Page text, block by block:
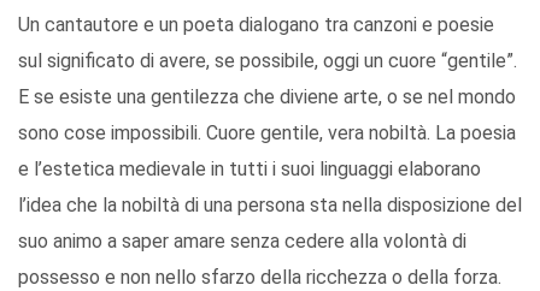
Un cantautore e un poeta dialogano tra canzoni e poesie
sul significato di avere, se possibile, oggi un cuore “gentile”.
E se esiste una gentilezza che diviene arte, o se nel mondo
sono cose impossibili. Cuore gentile, vera nobiltà. La poesia
e l’estetica medievale in tutti i suoi linguaggi elaborano
l’idea che la nobiltà di una persona sta nella disposizione del
suo animo a saper amare senza cedere alla volontà di
possesso e non nello sfarzo della ricchezza o della forza.